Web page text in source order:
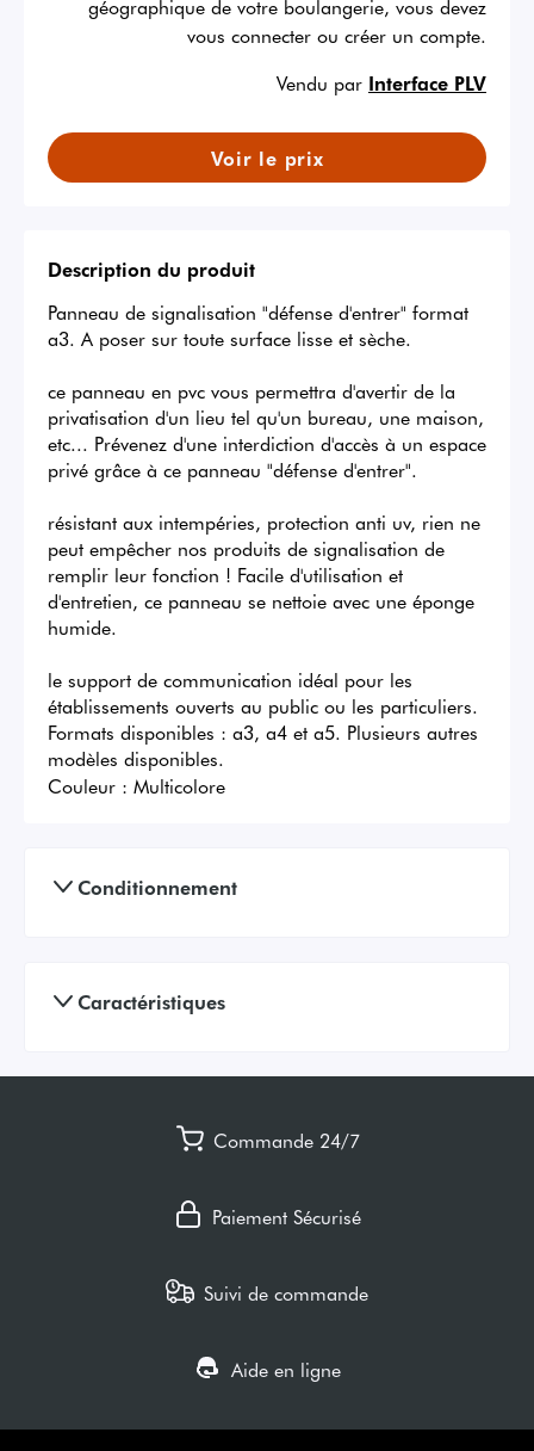
géographique de votre boulangerie, vous devez
vous connecter ou créer un compte.
Vendu par Interface PLV
Voir le prix
Description du produit
Panneau de signalisation "défense d'entrer" format
a3. A poser sur toute surface lisse et sèche.
ce panneau en pvc vous permettra d'avertir de la
privatisation d'un lieu tel qu'un bureau, une maison,
etc... Prévenez d'une interdiction d'accès à un espace
privé grâce à ce panneau "défense d'entrer".
résistant aux intempéries, protection anti uv, rien ne
peut empêcher nos produits de signalisation de
remplir leur fonction ! Facile d'utilisation et
d'entretien, ce panneau se nettoie avec une éponge
humide.
le support de communication idéal pour les
établissements ouverts au public ou les particuliers.
Formats disponibles : a3, a4 et a5. Plusieurs autres
modèles disponibles.
Couleur : Multicolore
Conditionnement
Caractéristiques
Commande 24/7
Paiement Sécurisé
Suivi de commande
Aide en ligne